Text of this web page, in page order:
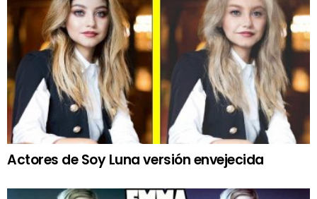
Actores de Soy Luna versión envejecida